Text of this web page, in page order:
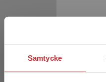
Samtycke